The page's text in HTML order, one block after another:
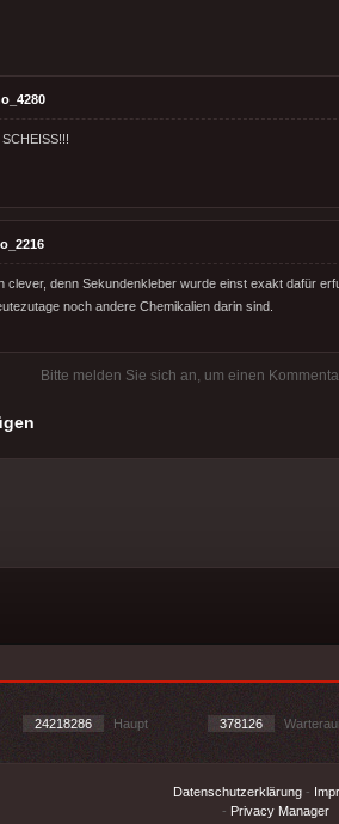
clever, denn Sekundenkleber wurde einst exakt dafür
noch andere Chemikalien darin sind.
Bitte melden Sie sich an, um einen
24218286 Haupt 378126
Datenschutzerklärung-
- Privacy Manager